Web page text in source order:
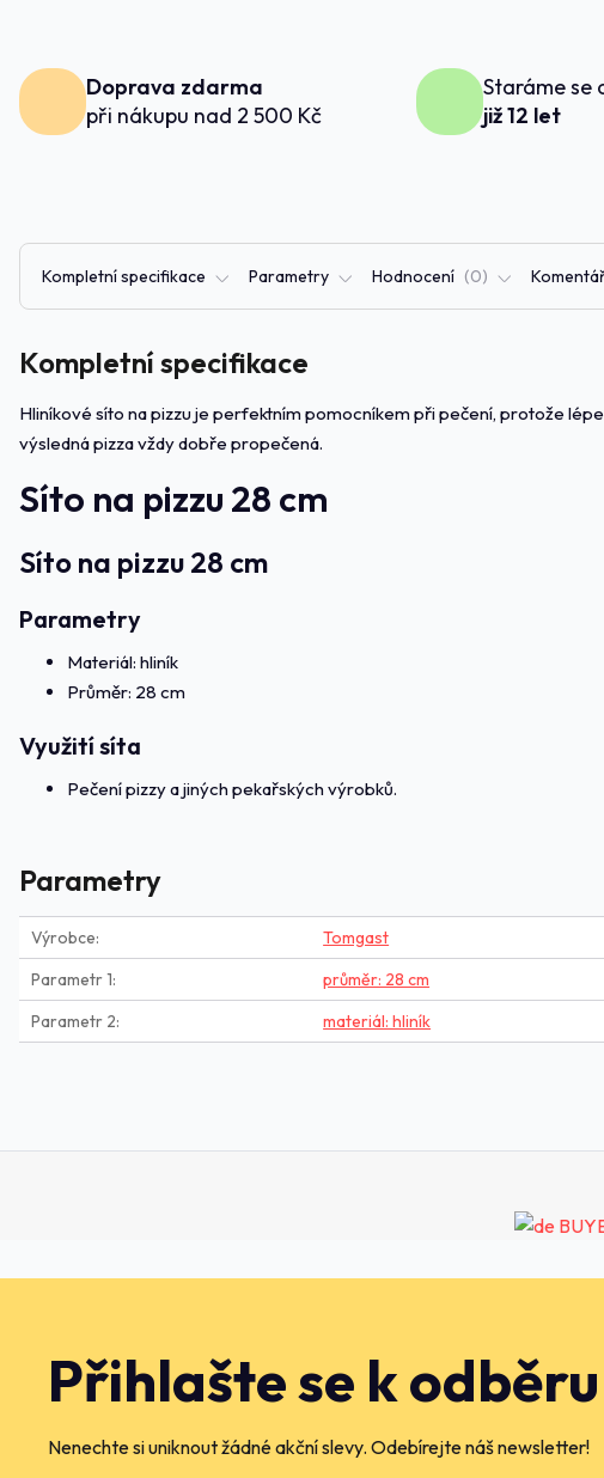
Doprava zdarma
při nákupu nad 2 500 Kč
Staráme se
již 12 let
Kompletní specifikace Parametry Hodnocení 0
Kompletní specifikace
Hliníkové síto na pizzu je perfektním pomocníkem při pečení, protože
výsledná pizza vždy dobře propečená.
Síto na pizzu 28 cm
Síto na pizzu 28 cm
Parametry
Materiál: hliník
Průměr: 28 cm
Využití síta
Pečení pizzy a jiných pekařských výrobků.
Parametry
Výrobce
Tomgast
Parametr 1
průměr: 28 cm
Parametr 2
materiál: hliník
Přihlašte se k
Nenechte si uniknout žádné akční slevy. Odebírejte náš newsletter!